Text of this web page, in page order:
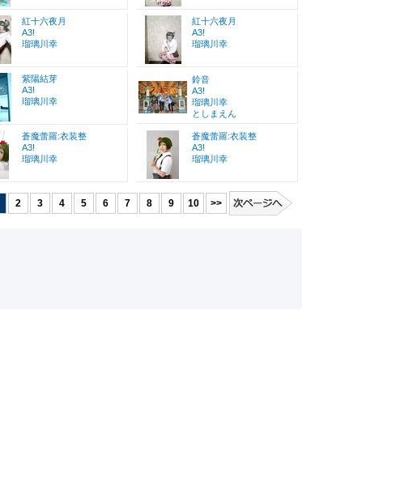
紅十六夜月
A3!
瑠璃川幸
紅十六夜月
A3!
瑠璃川幸
紫陽結芽
A3!
瑠璃川幸
鈴音
A3!
瑠璃川幸
としまえん
蒼魔蕾羅:衣装整
A3!
瑠璃川幸
蒼魔蕾羅:衣装整
A3!
瑠璃川幸
2 3 4 5 6 7 8 9 10 >>